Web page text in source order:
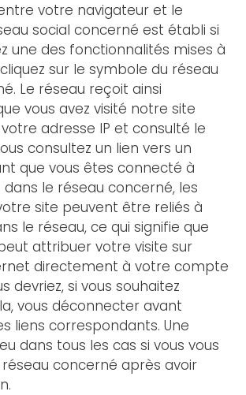
votre navigateur et le
social concerné est établi si
une des fonctionnalités mises à
sur le symbole du réseau
Le réseau reçoit ainsi
vous avez visité notre site
adresse IP et consulté le
consultez un lien vers un
que vous êtes connecté à
le réseau concerné, les
site peuvent être reliés à
le réseau, ce qui signifie que
attribuer votre visite sur
directement à votre compte
devriez, si vous souhaitez
vous déconnecter avant
liens correspondants. Une
dans tous les cas si vous vous
concerné après avoir